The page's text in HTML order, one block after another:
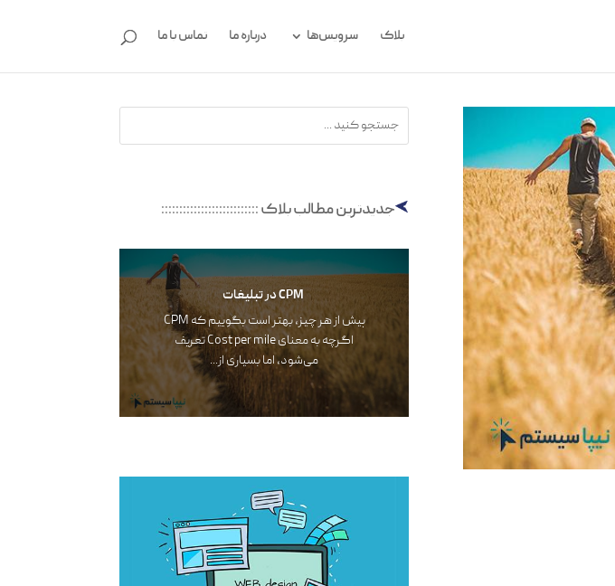
بلاگ سرویس‌ها درباره ما تماس با ما
جدیدترین مطالب بلاگ:::::::::::::::::::::::::::
پیش از هر چیز، بهتر است بگوییم که CPM
اگرچه به معنای Cost per mile تعریف‌‌‌
می‌شود، اما بسیاری از...